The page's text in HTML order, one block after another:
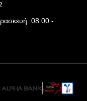
08:00 -